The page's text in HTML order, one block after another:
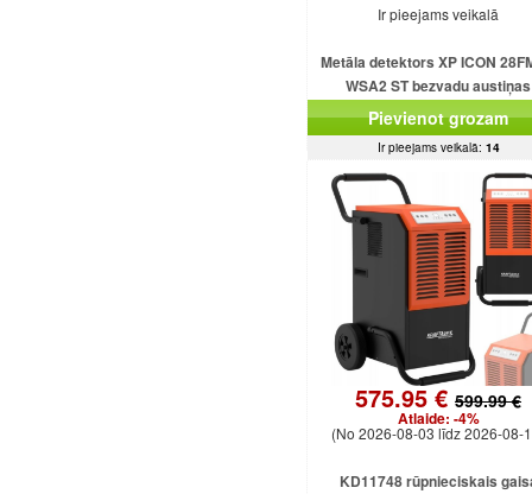
Ir pieejams veikalā
Metāla detektors XP ICON
WSA2 ST bezvadu austiņas
Pievienot grozam
Ir pieejams veikalā: 14
575.95 € 599.99 €
Atlaide: -4%
(No 2026-08-03 līdz 2026-08-
KD11748 rūpnieciskais